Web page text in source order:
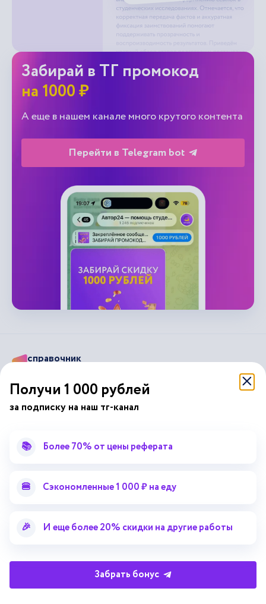
Забирай в ТГ промокод
на 1000 ₽
А еще в нашем канале много крутого контента
Перейти в Telegram bot
справочник
Подписывайся на наши соц. сети
Научные статьи
Методические указания
Статьи от экспертов
Отзывы об Автор24
Помощь эксперта
Поиск репетитора
Работа для преподавателей
Работа для репетиторов
Получи 1 000 рублей
за подписку на наш тг-канал
📚 Более 70% от цены реферата
🍔 Сэкономленные 1 000 ₽ на еду
🎉 И еще более 20% скидки на другие работы
Забрать бонус